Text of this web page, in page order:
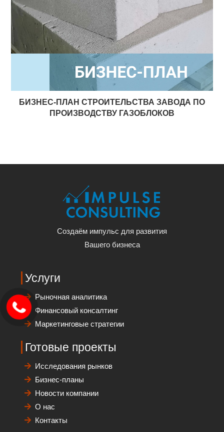
БИЗНЕС-ПЛАН СТРОИТЕЛЬСТВА ЗАВОДА ПО
ПРОИЗВОДСТВУ ГАЗОБЛОКОВ
Создаём импульс для развития
Вашего бизнеса
Услуги
Рыночная аналитика
Финансовый консалтинг
Маркетинговые стратегии
Готовые проекты
Исследования рынков
Бизнес-планы
Новости компании
О нас
Контакты